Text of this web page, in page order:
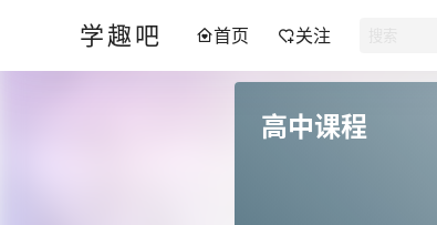
学趣吧 首页 关注
高中课程